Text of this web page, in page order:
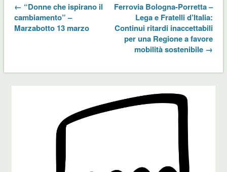
← “Donne che ispirano il
cambiamento” –
Marzabotto 13 marzo
Ferrovia Bologna-Porretta –
Lega e Fratelli d’Italia:
Continui ritardi inaccettabili
per una Regione a favore
mobilità sostenibile →